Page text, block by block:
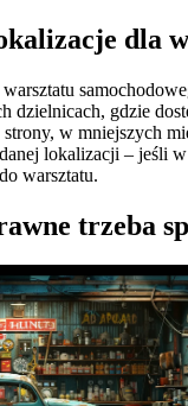
dla
dzielnicach, gdzie
w mniejszych
lokalizacji – jeśli
warsztatu.
trzeba